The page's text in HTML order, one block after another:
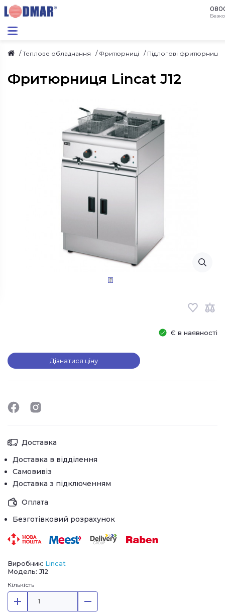
Теплове обладнання Фритюрниці Підлогові фритюрниці
Фритюрниця Lincat J12
Є в наявності
Дізнатися ціну
Доставка
Доставка в відділення
Самовивіз
Доставка з підключенням
Оплата
Безготівковий розрахунок
Виробник: Lincat
Модель: J12
Кількість